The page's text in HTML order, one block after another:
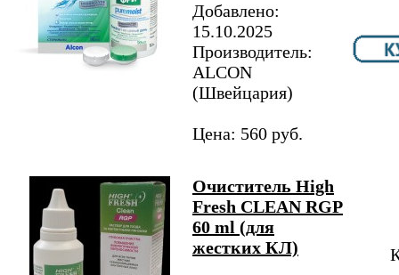
Добавлено:
15.10.2025
Производитель:
ALCON
(Швейцария)
Цена: 560 руб.
Очиститель High
Fresh CLEAN RGP
60 ml (для
жестких КЛ)